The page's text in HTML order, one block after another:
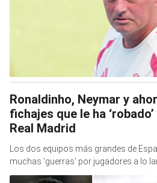
Ronaldinho, Neymar y
fichajes que le ha
Real Madrid
Los dos equipos más grandes de
muchas ‘guerras’ por jugadores a lo